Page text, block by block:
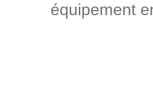
équipement